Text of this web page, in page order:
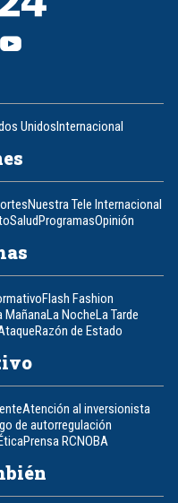
UnidosInternacional
Nuestra Tele Internacional
SaludProgramasOpinión
Flash Fashion
MañanaLa NocheLa Tarde
Razón de Estado
Atención al inversionista
de autorregulación
Prensa RCNOBA